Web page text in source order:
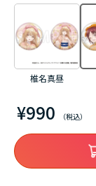
¥990
椎名真昼